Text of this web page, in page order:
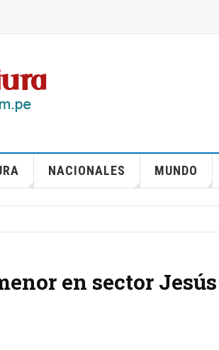
NACIONALES MUNDO
en sector